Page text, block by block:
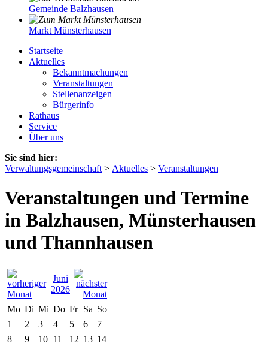
Gemeinde Balzhausen
Markt Münsterhausen
Startseite
Aktuelles
Bekanntmachungen
Veranstaltungen
Stellenanzeigen
Bürgerinfo
Rathaus
Service
Über uns
Sie sind hier:
Verwaltungsgemeinschaft > Aktuelles > Veranstaltungen
Veranstaltungen und Termine
in Balzhausen, Münsterhausen
und Thannhausen
Juni
2026
Mo Di Mi Do Fr Sa So
1
2 3 4 5 6
7
8
9 10 11 12 13 14